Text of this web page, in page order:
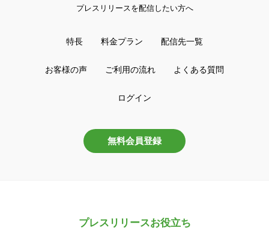
プレスリリースを配信したい方へ
特長 料金プラン 配信先一覧
お客様の声 ご利用の流れ よくある質問
ログイン
無料会員登録
プレスリリースお役立ち